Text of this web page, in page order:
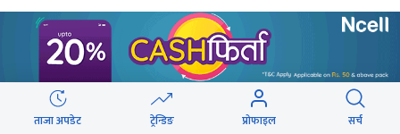
संकटमा गन्धर्वको पेसा, गाउँघरमा सुनिदैनन् सारङ्गीका
यो पनि
ताजा अपडेट ट्रेन्डिङ प्रोफाइल सर्च